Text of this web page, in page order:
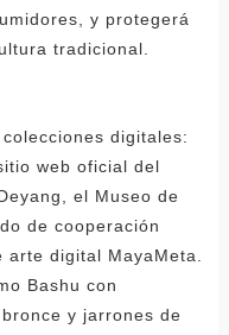
y protegerá
tradicional.
digitales:
web oficial del
el Museo de
de cooperación
digital MayaMeta.
Bashu con
y jarrones de